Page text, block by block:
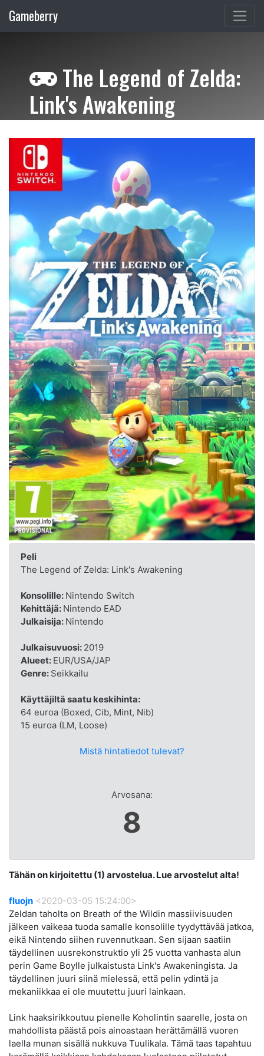
Gameberry
The Legend of Zelda:
Link's Awakening
(Nintendo Switch)
Peli
The Legend of Zelda: Link's Awakening
Konsolille: Nintendo Switch
Kehittäjä: Nintendo EAD
Julkaisija: Nintendo
Julkaisuvuosi: 2019
Alueet: EUR/USA/JAP
Genre: Seikkailu
Käyttäjiltä saatu keskihinta:
64 euroa (Boxed, Cib, Mint, Nib)
15 euroa (LM, Loose)
Mistä hintatiedot tulevat?
Arvosana:
8
Tähän on kirjoitettu (1) arvostelua. Lue arvostelut alta!
fluojn <2020-03-05 15:24:00>
Zeldan taholta on Breath of the Wildin massiivisuuden
jälkeen vaikeaa tuoda samalle konsolille tyydyttävää jatkoa,
eikä Nintendo siihen ruvennutkaan. Sen sijaan saatiin
täydellinen uusrekonstruktio yli 25 vuotta vanhasta alun
perin Game Boylle julkaistusta Link's Awakeningista. Ja
täydellinen juuri siinä mielessä, että pelin ydintä ja
mekaniikkaa ei ole muutettu juuri lainkaan.
Link haaksirikkoutuu pienelle Koholintin saarelle, josta on
mahdollista päästä pois ainoastaan herättämällä vuoren
laella munan sisällä nukkuva Tuulikala. Tämä taas tapahtuu